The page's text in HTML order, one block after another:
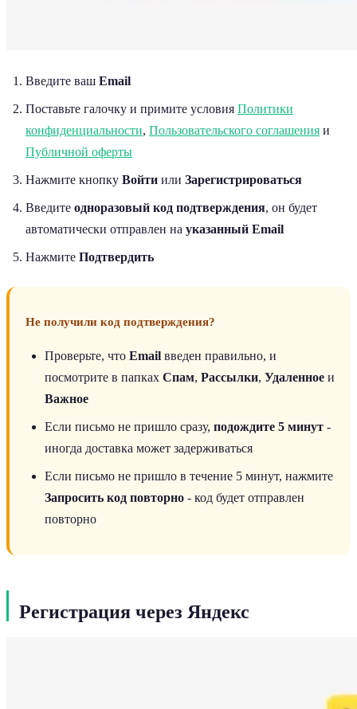
Введите ваш Email
Поставьте галочку и примите условия Политики
конфиденциальности, Пользовательского соглашения и
Публичной оферты
Нажмите кнопку Войти или Зарегистрироваться
Введите одноразовый код подтверждения, он будет
автоматически отправлен на указанный Email
Нажмите Подтвердить
Не получили код подтверждения?
Проверьте, что Email введен правильно, и
посмотрите в папках Спам, Рассылки, Удаленное и
Важное
Если письмо не пришло сразу, подождите 5 минут -
иногда доставка может задерживаться
Если письмо не пришло в течение 5 минут, нажмите
Запросить код повторно - код будет отправлен
повторно
Регистрация через Яндекс